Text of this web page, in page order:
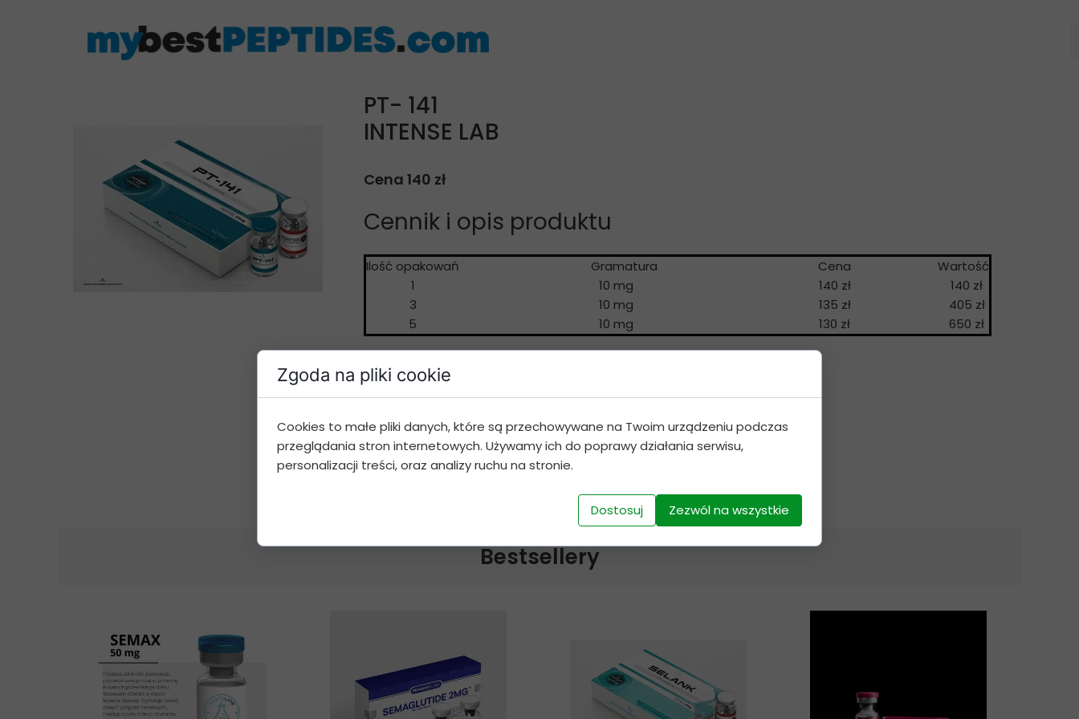
PT- 141
INTENSE LAB
Cena 140 zł
Cennik i opis produktu
Ilość opakowań Gramatura Cena Wartość
1
3
5
10 mg
10 mg
10 mg
140 zł
135 zł
130 zł
140 zł
405 zł
650 zł
Dodaj do koszyka
Bestsellery
Zgoda na pliki cookie
Cookies to małe pliki danych, które są przechowywane na Twoim urządzeniu podczas
przeglądania stron internetowych. Używamy ich do poprawy działania serwisu,
personalizacji treści, oraz analizy ruchu na stronie.
Dostosuj Zezwól na wszystkie